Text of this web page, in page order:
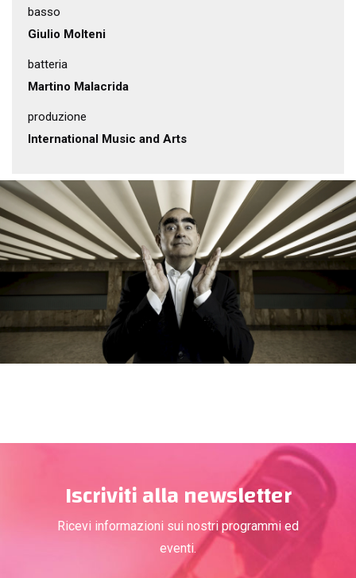
basso
Giulio Molteni
batteria
Martino Malacrida
produzione
International Music and Arts
Iscriviti alla newsletter
Ricevi informazioni sui nostri programmi ed
eventi.